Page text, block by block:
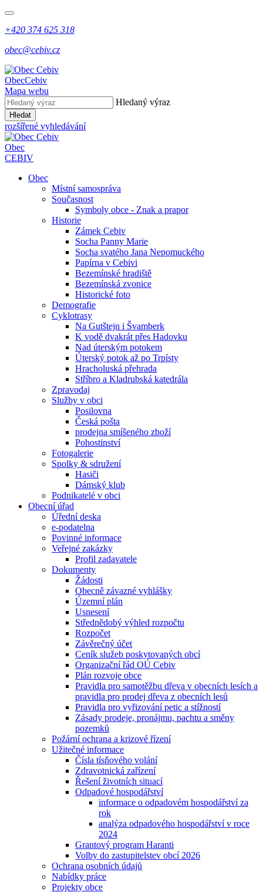
+420 374 625 318
obec@cebiv.cz
ObecCebiv
Mapa webu
Hledaný výraz
Hledat
rozšířené vyhledávání
Obec
CEBIV
Obec
Místní samospráva
Současnost
Symboly obce - Znak a prapor
Historie
Zámek Cebiv
Socha Panny Marie
Socha svatého Jana Nepomuckého
Papírna v Cebivi
Bezemínské hradiště
Bezemínská zvonice
Historické foto
Demografie
Cyklotrasy
Na Gutštejn i Švamberk
K vodě dvakrát přes Hadovku
Nad úterským potokem
Úterský potok až po Trpísty
Hracholuská přehrada
Stříbro a Kladrubská katedrála
Zpravodaj
Služby v obci
Posilovna
Česká pošta
prodejna smíšeného zboží
Pohostinství
Fotogalerie
Spolky & sdružení
Hasiči
Dámský klub
Podnikatelé v obci
Obecní úřad
Úřední deska
e-podatelna
Povinné informace
Veřejné zakázky
Profil zadavatele
Dokumenty
Žádosti
Obecně závazné vyhlášky
Územní plán
Usnesení
Střednědobý výhled rozpočtu
Rozpočet
Závěrečný účet
Ceník služeb poskytovaných obcí
Organizační řád OÚ Cebiv
Plán rozvoje obce
Pravidla pro samotěžbu dřeva v obecních lesích a
pravidla pro prodej dřeva z obecních lesů
Pravidla pro vyřizování petic a stížností
Zásady prodeje, pronájmu, pachtu a směny
pozemků
Požární ochrana a krizové řízení
Užitečné informace
Čísla tísňového volání
Zdravotnická zařízení
Řešení životních situací
Odpadové hospodářství
informace o odpadovém hospodářství za
rok
analýza odpadového hospodářství v roce
2024
Grantový program Haranti
Volby do zastupitelstev obcí 2026
Ochrana osobních údajů
Nabídky práce
Projekty obce